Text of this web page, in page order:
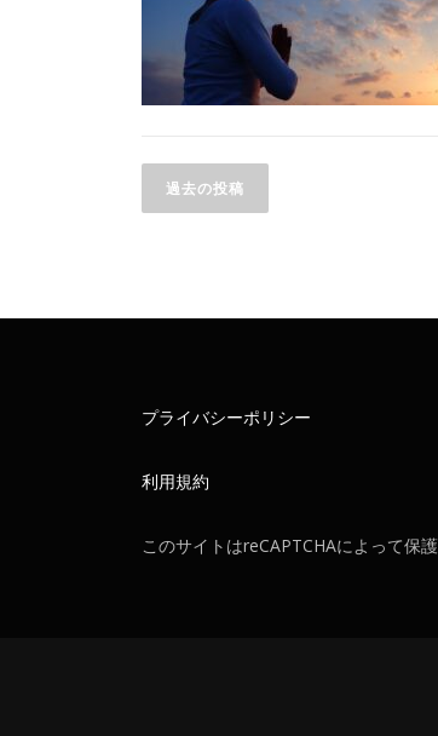
投
稿
シ
ョ
過去の投稿
プライバシーポリシー
利用規約
このサイトはreCAPTCHAによって保